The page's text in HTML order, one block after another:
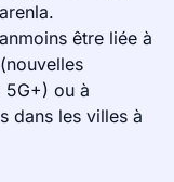
être liée à
5G+) ou à
dans les villes à